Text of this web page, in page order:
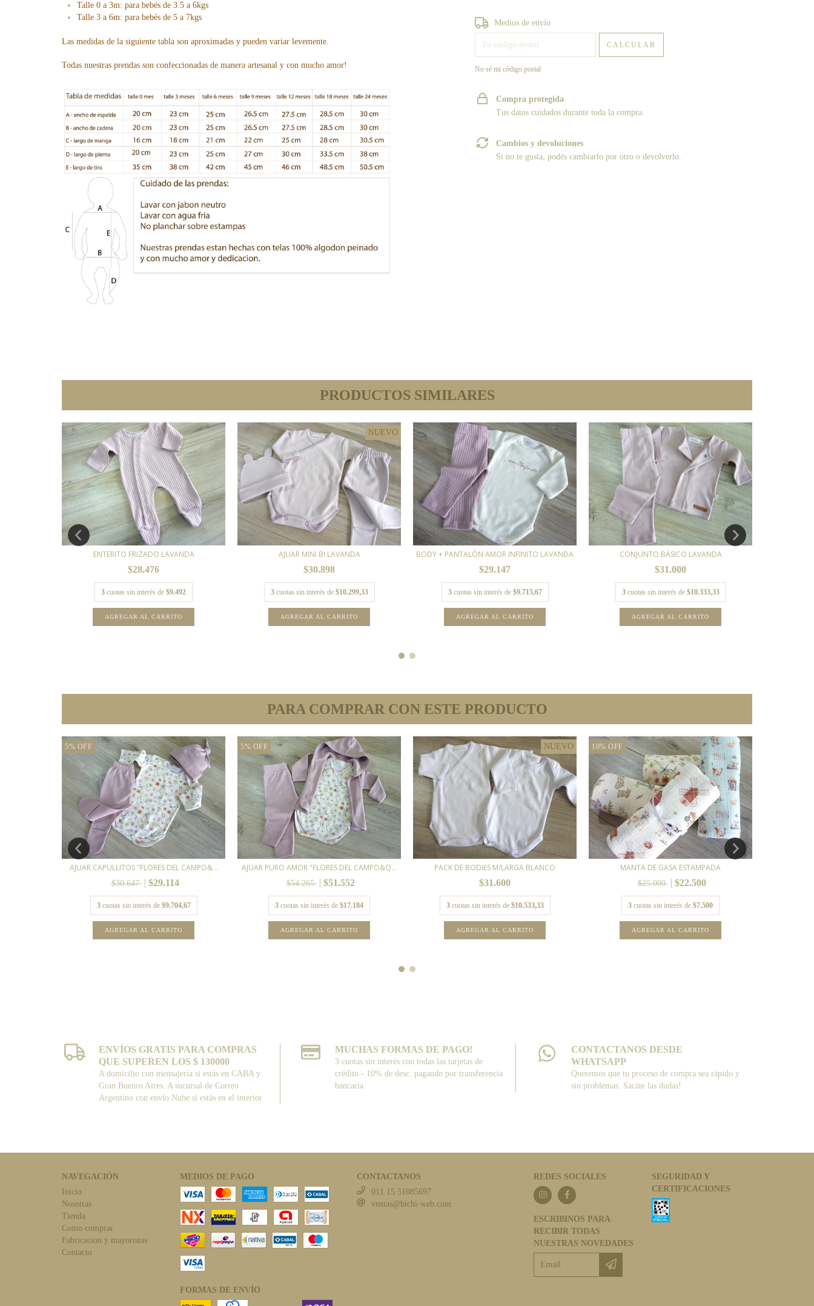
Talle 0 a 3m: para bebés de 3.5 a 6kgs
Talle 3 a 6m: para bebés de 5 a 7kgs
Las medidas de la siguiente tabla son aproximadas y pueden variar levemente.
Todas nuestras prendas son confeccionadas de manera artesanal y con mucho amor!
Entregas para el CP:
Medios de envío
CALCULAR
No sé mi código postal
Compra protegida
Tus datos cuidados durante toda la compra.
Cambios y devoluciones
Si no te gusta, podés cambiarlo por otro o devolverlo.
PRODUCTOS SIMILARES
ENTERITO FRIZADO LAVANDA
$28.476
3 cuotas sin interés de $9.492
AGREGAR AL CARRITO
NUEVO
AJUAR MINI BI LAVANDA
$30.898
3 cuotas sin interés de $10.299,33
AGREGAR AL CARRITO
BODY + PANTALÓN AMOR INFINITO LAVANDA
$29.147
3 cuotas sin interés de $9.715,67
AGREGAR AL CARRITO
CONJUNTO BÁSICO LAVANDA
$31.000
3 cuotas sin interés de $10.333,33
AGREGAR AL CARRITO
PARA COMPRAR CON ESTE PRODUCTO
5% OFF
AJUAR CAPULLITOS "FLORES DEL CAMPO&...
$30.647 $29.114
3 cuotas sin interés de $9.704,67
AGREGAR AL CARRITO
5% OFF
AJUAR PURO AMOR "FLORES DEL CAMPO&Q...
$54.265 $51.552
3 cuotas sin interés de $17.184
AGREGAR AL CARRITO
NUEVO
PACK DE BODIES M/LARGA BLANCO
$31.600
3 cuotas sin interés de $10.533,33
AGREGAR AL CARRITO
10% OFF
MANTA DE GASA ESTAMPADA
$25.000 $22.500
3 cuotas sin interés de $7.500
AGREGAR AL CARRITO
ENVÍOS GRATIS PARA COMPRAS
QUE SUPEREN LOS $ 130000
A domicilio con mensajería si estás en CABA y
Gran Buenos Aires. A sucursal de Correo
Argentino con envío Nube si estás en el interior
MUCHAS FORMAS DE PAGO!
3 cuotas sin interés con todas las tarjetas de
crédito - 10% de desc. pagando por transferencia
bancaria
CONTACTANOS DESDE
WHATSAPP
Queremos que tu proceso de compra sea rápido y
sin problemas. Sacáte las dudas!
NAVEGACIÓN
Inicio
Nosotras
Tienda
Como comprar
Fabricacion y mayoristas
Contacto
MEDIOS DE PAGO
FORMAS DE ENVÍO
CONTACTANOS
011 15 51085697
ventas@bichi-web.com
REDES SOCIALES
ESCRIBINOS PARA
RECIBIR TODAS
NUESTRAS NOVEDADES
SEGURIDAD Y
CERTIFICACIONES